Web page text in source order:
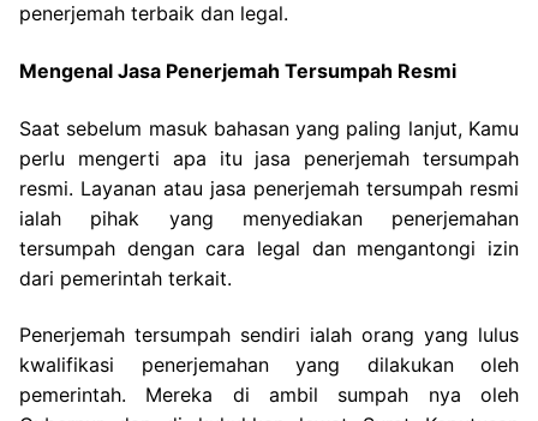
penerjemah terbaik dan legal.
Mengenal Jasa Penerjemah Tersumpah Resmi
Saat sebelum masuk bahasan yang paling lanjut, Kamu
perlu mengerti apa itu jasa penerjemah tersumpah
resmi. Layanan atau jasa penerjemah tersumpah resmi
ialah pihak yang menyediakan penerjemahan
tersumpah dengan cara legal dan mengantongi izin
dari pemerintah terkait.
Penerjemah tersumpah sendiri ialah orang yang lulus
kwalifikasi penerjemahan yang dilakukan oleh
pemerintah. Mereka di ambil sumpah nya oleh